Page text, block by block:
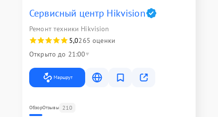
Сервисный центр Hikvision
Ремонт техники Hikvision
5,0265 оценки
Открыто до 21:00
Маршрут
ОбзорОтзывы 210